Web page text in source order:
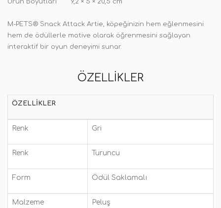
Ürün Boyutları
9,2 × 5 × 20,5 cm
M-PETS® Snack Attack Artie, köpeğinizin hem eğlenmesini
hem de ödüllerle motive olarak öğrenmesini sağlayan
interaktif bir oyun deneyimi sunar.
ÖZELLIKLER
ÖZELLIKLER
Renk Gri
Renk Turuncu
Form Ödül Saklamalı
Malzeme Peluş